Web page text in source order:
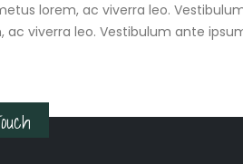
lorem, ac viverra leo.
ac viverra leo. Vestibulum ante